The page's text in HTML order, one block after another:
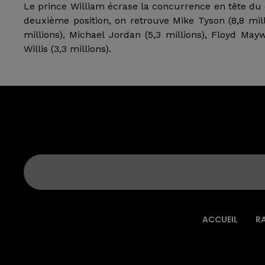
Le prince William écrase la concurrence en tête
deuxième position, on retrouve Mike Tyson (8,8
millions), Michael Jordan (5,3 millions), Floyd
Willis (3,3 millions).
ACCUEIL